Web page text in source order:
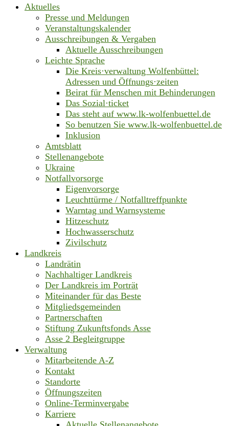
Aktuelles
Presse und Meldungen
Veranstaltungskalender
Ausschreibungen & Vergaben
Aktuelle Ausschreibungen
Leichte Sprache
Die Kreis·verwaltung Wolfenbüttel:
Adressen und Öffnungs·zeiten
Beirat für Menschen mit Behinderungen
Das Sozial·ticket
Das steht auf www.lk-wolfenbuettel.de
So benutzen Sie www.lk-wolfenbuettel.de
Inklusion
Amtsblatt
Stellenangebote
Ukraine
Notfallvorsorge
Eigenvorsorge
Leuchttürme / Notfalltreffpunkte
Warntag und Warnsysteme
Hitzeschutz
Hochwasserschutz
Zivilschutz
Landkreis
Landrätin
Nachhaltiger Landkreis
Der Landkreis im Porträt
Miteinander für das Beste
Mitgliedsgemeinden
Partnerschaften
Stiftung Zukunftsfonds Asse
Asse 2 Begleitgruppe
Verwaltung
Mitarbeitende A-Z
Kontakt
Standorte
Öffnungszeiten
Online-Terminvergabe
Karriere